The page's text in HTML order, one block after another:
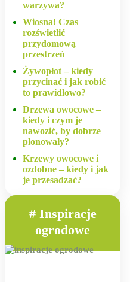
warzywa?
Wiosna! Czas
rozświetlić
przydomową
przestrzeń
Żywopłot – kiedy
przycinać i jak robić
to prawidłowo?
Drzewa owocowe –
kiedy i czym je
nawozić, by dobrze
plonowały?
Krzewy owocowe i
ozdobne – kiedy i jak
je przesadzać?
# Inspiracje
ogrodowe